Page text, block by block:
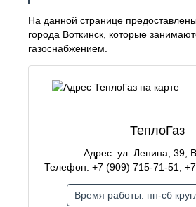
На данной странице
города Воткинск, которые
газоснабжением.
ТеплоГаз
Адрес: ул. Ленина, 39,
Телефон: +7 (909) 715-71-51,
Время работы: пн-сб